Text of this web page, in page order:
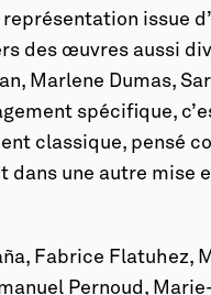
issue
des œuvres aussi
Marlene Dumas,
spécifique,
classique, pensé
une autre mise
Fabrice Flatuhez,
Pernoud,